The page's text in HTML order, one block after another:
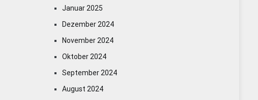
Januar 2025
Dezember 2024
November 2024
Oktober 2024
September 2024
August 2024